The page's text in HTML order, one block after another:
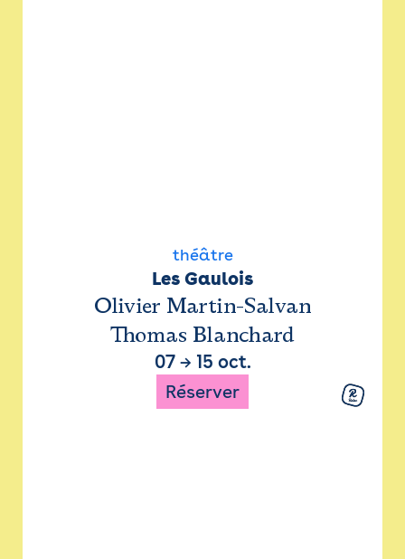
théâtre
Les Gaulois
Olivier Martin-Salvan
Thomas Blanchard
07→ 15 oct.
Réserver